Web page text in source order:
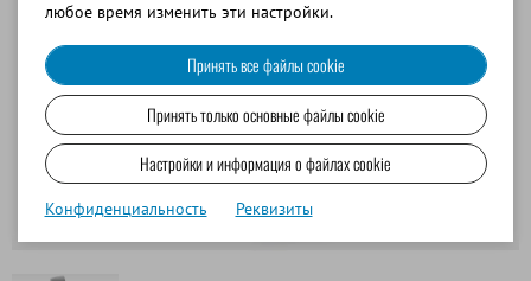
любое время изменить эти настройки.
Принять все файлы cookie
Принять только основные файлы cookie
Настройки и информация о файлах cookie
Конфиденциальность Реквизиты